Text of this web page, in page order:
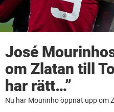
José
om Zlatan till
har rätt…”
Nu har Mourinho öppnat upp om